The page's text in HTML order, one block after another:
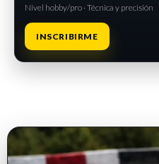
Nivel hobby/pro · Técnica y precisión
INSCRIBIRME